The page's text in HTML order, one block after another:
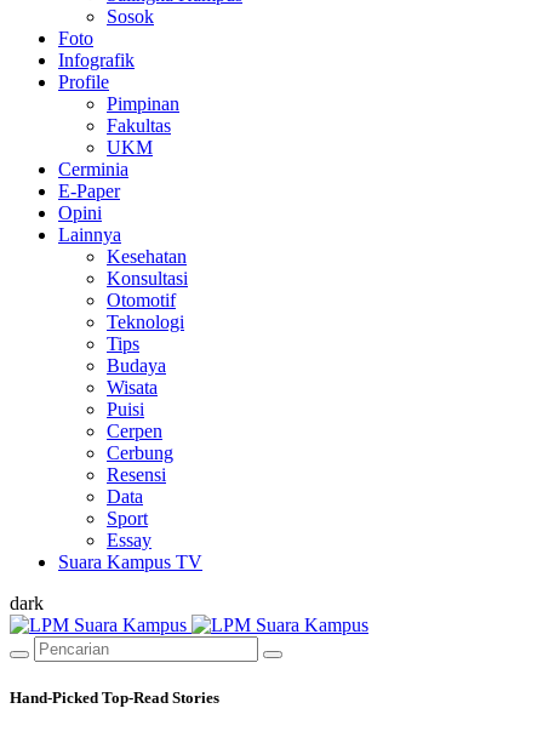
Sosok
Foto
Infografik
Profile
Pimpinan
Fakultas
UKM
Cerminia
E-Paper
Opini
Lainnya
Kesehatan
Konsultasi
Otomotif
Teknologi
Tips
Budaya
Wisata
Puisi
Cerpen
Cerbung
Resensi
Data
Sport
Essay
Suara Kampus TV
dark
Hand-Picked Top-Read Stories